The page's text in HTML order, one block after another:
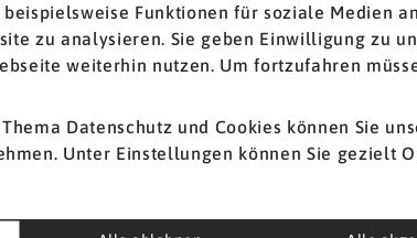
Fragestellung ist vielfältig
in leitenden HR-Positionen und
Funktionen für soziale Medien
zu analysieren. Sie geben Einwilligung zu
weiterhin nutzen. Um fortzufahren
Datenschutz und Cookies können Sie
Unter Einstellungen können Sie gezielt